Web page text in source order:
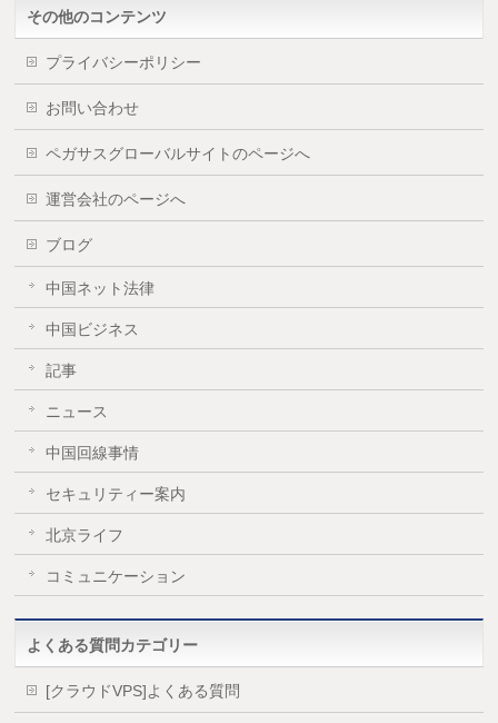
その他のコンテンツ
プライバシーポリシー
お問い合わせ
ペガサスグローバルサイトのページへ
運営会社のページへ
ブログ
中国ネット法律
中国ビジネス
記事
ニュース
中国回線事情
セキュリティー案内
北京ライフ
コミュニケーション
よくある質問カテゴリー
[クラウドVPS]よくある質問